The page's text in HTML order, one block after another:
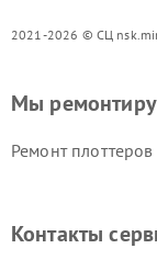
2021-2026 © СЦ
Мы
Ремонт
Контакты